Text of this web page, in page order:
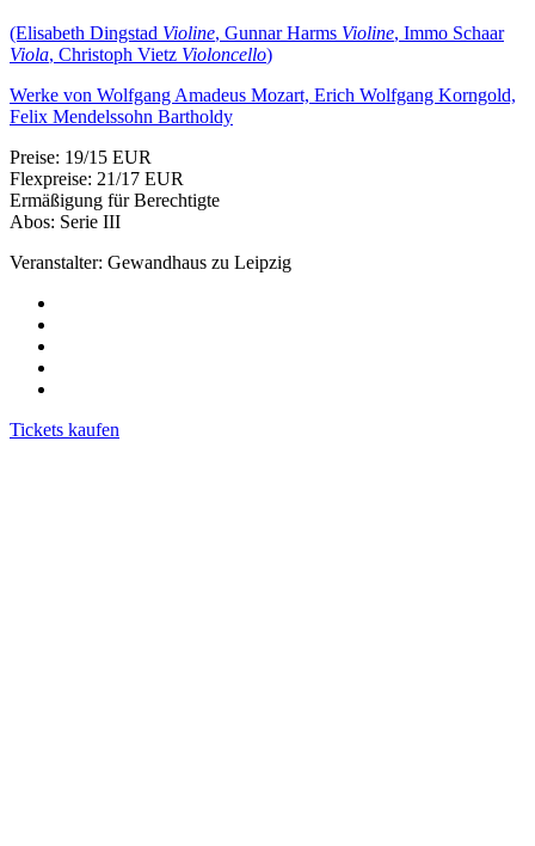
(Elisabeth Dingstad Violine, Gunnar Harms Violine, Immo Schaar
Viola, Christoph Vietz Violoncello)
Werke von Wolfgang Amadeus Mozart, Erich Wolfgang Korngold,
Felix Mendelssohn Bartholdy
Preise: 19/15 EUR
Flexpreise: 21/17 EUR
Ermäßigung für Berechtigte
Abos: Serie III
Veranstalter: Gewandhaus zu Leipzig
Tickets kaufen